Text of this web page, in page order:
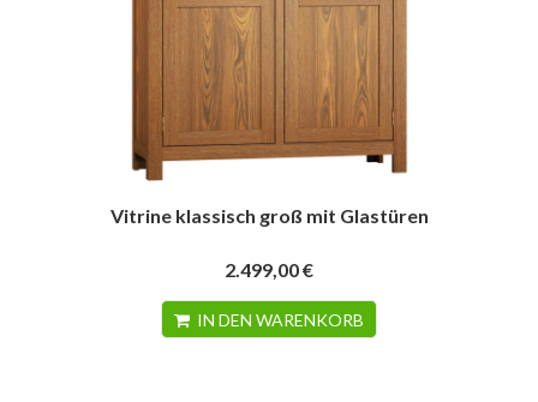
Vitrine klassisch groß mit Glastüren
2.499,00 €
IN DEN WARENKORB